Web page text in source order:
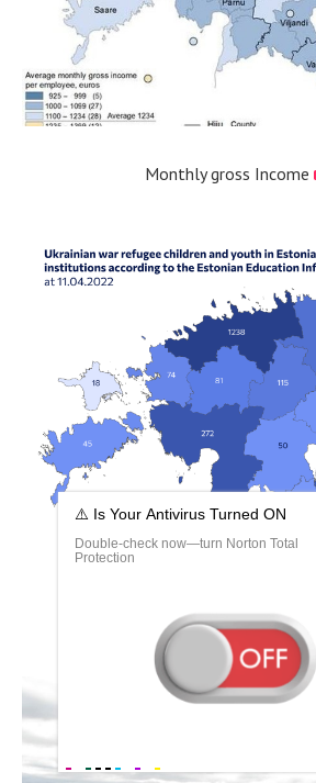
Monthly gross Income
Население Эстонии 2022